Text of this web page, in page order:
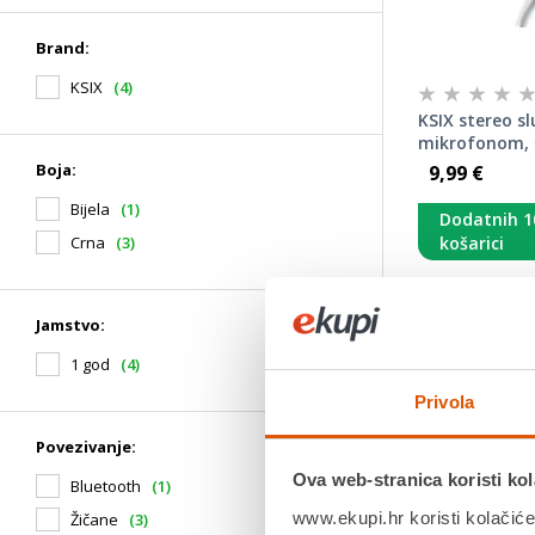
Privola
Ova web-stranica koristi
www.ekupi.hr koristi
Brand:
KSIX (4)
Boja:
Bijela
(1)
Crna
(3)
Jamstvo:
1 god
(4)
Povezivanje:
Bluetooth
(1)
Žičane
(3)
KSIX stereo
mikrofonom,
9,99 €
Dodatnih
košarici
Povezivanje:
Boja: Bijela
Povrat robe